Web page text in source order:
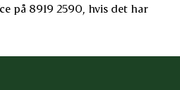
på 8919 2590, hvis det har